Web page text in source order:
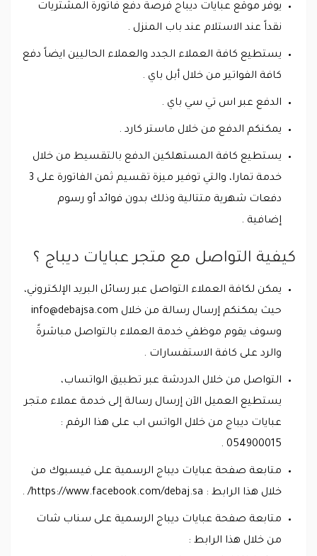
يوفر موقع عبايات ديباج فرصة دفع فاتورة المشتريات
نقداً عند الاستلام عند باب المنزل .
يستطيع كافة العملاء الجدد والعملاء الحاليين ايضاً دفع
كافة الفواتير من خلال أبل باي .
الدفع عبر اس تي سي باي .
يمكنكم الدفع من خلال ماستر كارد .
يستطيع كافة المستهلكين الدفع بالتقسيط من خلال
خدمة تمارا، والتي توفير ميزة تقسيم ثمن الفاتورة على 3
دفعات شهرية متتالية وذلك بدون فوائد أو رسوم
إضافية .
كيفية التواصل مع متجر عبايات ديباج ؟
يمكن لكافة العملاء التواصل عبر رسائل البريد الإلكتروني،
حيث يمكنكم إرسال رسالة من خلال info@debajsa.com
وسوف يقوم موظفي خدمة العملاء بالتواصل مباشرةً
والرد على كافة الاستفسارات .
التواصل من خلال الدردشة عبر تطبيق الواتساب،
يستطيع العميل الآن إرسال رسالة إلى خدمة عملاء متجر
عبايات ديباج من خلال الواتس اب على هذا الرقم :
054900015 .
متابعة صفحة عبايات ديباج الرسمية على فيسبوك من
خلال هذا الرابط : https://www.facebook.com/debaj.sa/ .
متابعة صفحة عبايات ديباج الرسمية على سناب شات
من خلال هذا الرابط :